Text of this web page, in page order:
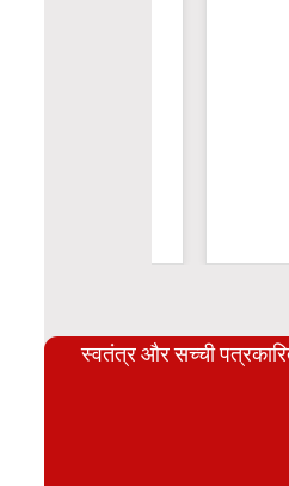
स्वतंत्र और सच्ची